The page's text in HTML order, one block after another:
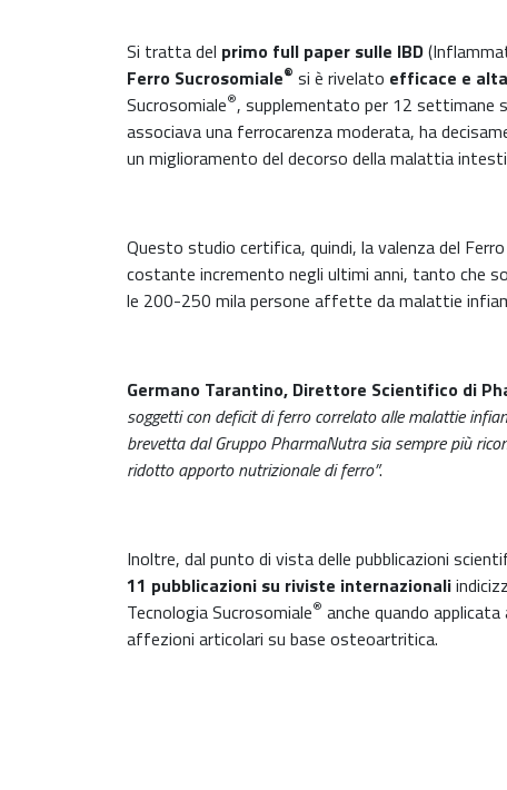
Si tratta del primo full paper sulle IBD
Ferro Sucrosomiale® si è rivelato efficace e
Sucrosomiale®, supplementato per 12 settimane
associava una ferrocarenza moderata, ha
un miglioramento del decorso della malattia
Questo studio certifica, quindi, la valenza del
costante incremento negli ultimi anni, tanto che
le 200-250 mila persone affette da malattie
Germano Tarantino, Direttore Scientifico di
soggetti con deficit di ferro correlato alle malattie
brevetta dal Gruppo PharmaNutra sia sempre più
ridotto apporto nutrizionale di ferro”.
Inoltre, dal punto di vista delle pubblicazioni
11 pubblicazioni su riviste internazionali
Tecnologia Sucrosomiale® anche quando
affezioni articolari su base osteoartritica.